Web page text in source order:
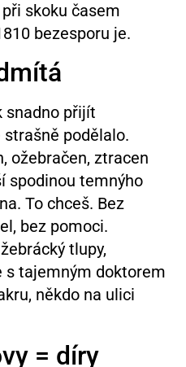
skoku časem
bezesporu je.
snadno přijít
strašně podělalo.
ožebračen, ztracen
spodinou temnýho
To chceš. Bez
bez pomoci.
tlupy,
s tajemným doktorem
někdo na ulici
= díry